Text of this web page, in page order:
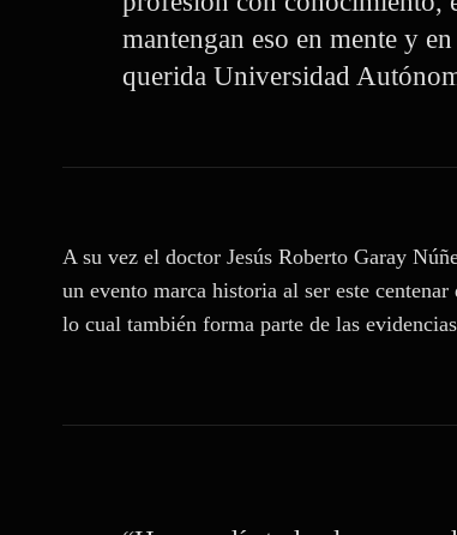
mantengan eso en mente y
querida Universidad
A su vez el doctor Jesús Roberto Garay
un evento marca historia al ser este
lo cual también forma parte de las